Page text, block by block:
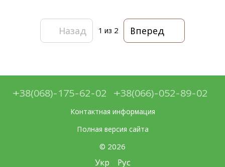
Назад 1 из 2 Вперед
+38(068)-175-62-02 +38(066)-052-89-02
Контактная информация
Полная версия сайта
© 2026
Укр Рус